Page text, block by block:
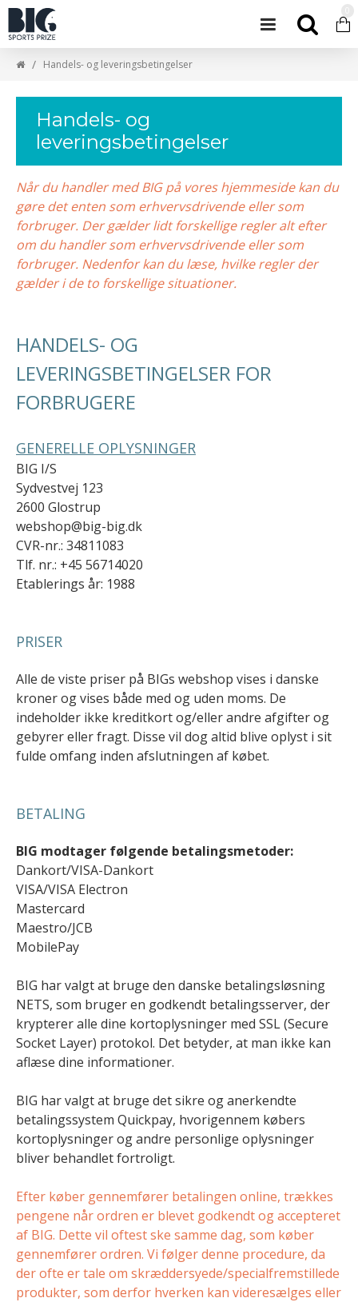
Handels- og leveringsbetingelser
Handels- og
leveringsbetingelser
Når du handler med BIG på vores hjemmeside kan du
gøre det enten som erhvervsdrivende eller som
forbruger. Der gælder lidt forskellige regler alt efter
om du handler som erhvervsdrivende eller som
forbruger. Nedenfor kan du læse, hvilke regler der
gælder i de to forskellige situationer.
HANDELS- OG
LEVERINGSBETINGELSER FOR
FORBRUGERE
GENERELLE OPLYSNINGER
BIG I/S
Sydvestvej 123
2600 Glostrup
webshop@big-big.dk
CVR-nr.: 34811083
Tlf. nr.: +45 56714020
Etablerings år: 1988
PRISER
Alle de viste priser på BIGs webshop vises i danske
kroner og vises både med og uden moms. De
indeholder ikke kreditkort og/eller andre afgifter og
gebyrer eller fragt. Disse vil dog altid blive oplyst i sit
fulde omfang inden afslutningen af købet.
BETALING
BIG modtager følgende betalingsmetoder:
Dankort/VISA-Dankort
VISA/VISA Electron
Mastercard
Maestro/JCB
MobilePay
BIG har valgt at bruge den danske betalingsløsning
NETS, som bruger en godkendt betalingsserver, der
krypterer alle dine kortoplysninger med SSL (Secure
Socket Layer) protokol. Det betyder, at man ikke kan
aflæse dine informationer.
BIG har valgt at bruge det sikre og anerkendte
betalingssystem Quickpay, hvorigennem købers
kortoplysninger og andre personlige oplysninger
bliver behandlet fortroligt.
Efter køber gennemfører betalingen online, trækkes
pengene når ordren er blevet godkendt og accepteret
af BIG. Dette vil oftest ske samme dag, som køber
gennemfører ordren. Vi følger denne procedure, da
der ofte er tale om skræddersyede/specialfremstillede
produkter, som derfor hverken kan videresælges eller